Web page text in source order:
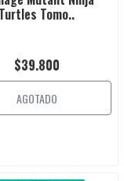
Turtles Tomo..
$39.800
AGOTADO